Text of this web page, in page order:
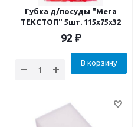
Губка д/посуды "Мега
ТЕКСТОП" 5шт. 115х75х32
92 ₽
В корзину